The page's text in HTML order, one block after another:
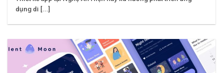
dụng di [...]